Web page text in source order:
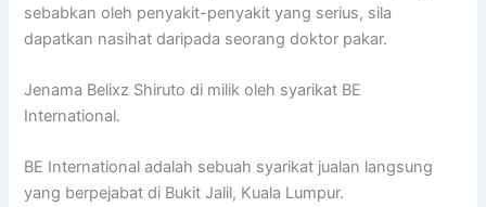
sebabkan oleh penyakit-penyakit yang serius, sila
dapatkan nasihat daripada seorang doktor pakar.
Jenama Belixz Shiruto di milik oleh syarikat BE
International.
BE International adalah sebuah syarikat jualan langsung
yang berpejabat di Bukit Jalil, Kuala Lumpur.